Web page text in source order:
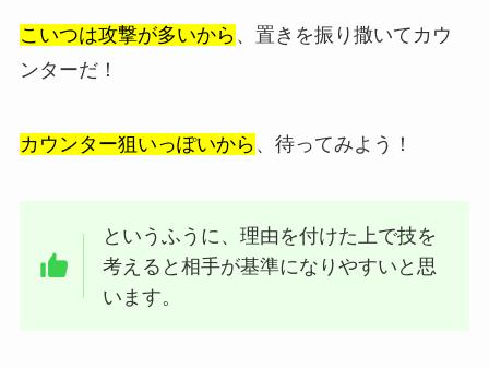
こいつは攻撃が多いから 、置きを振り撒いてカウ
ンターだ！
カウンター狙いっぽいから 、待ってみよう！
というふうに、理由を付けた上で技を
考えると相手が基準になりやすいと思
います。